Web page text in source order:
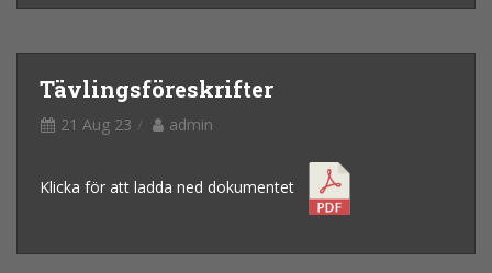
Tävlingsföreskrifter
21 Aug 23 admin
Klicka för att ladda ned dokumentet